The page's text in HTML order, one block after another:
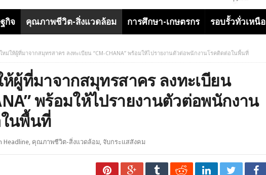
กิจ คุณภาพชีวิต-สิ่งแวดล้อม การศึกษา-เกษตรกร รอบรั้วทั่วเหนือ
ใหม่ให้ผู้ที่มาจากสมุทรสาคร ลงทะเบียน “CM-CHANA” พร้อมให้ไปรายงานตัวต่อพนักงานโรคติดต่อในพื้นที่
ห้ผู้ที่มาจากสมุทรสาคร ลงทะเบียน
พร้อมให้ไปรายงานตัวต่อพนักงาน
นพื้นที่
Headline, คุณภาพชีวิต-สิ่งแวดล้อม, จับกระแสสังคม